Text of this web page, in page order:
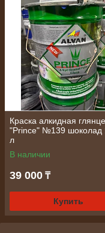
Краска алкидная
"Prince" №139 шоколад
л
В наличии
39 000 ₸
Купить